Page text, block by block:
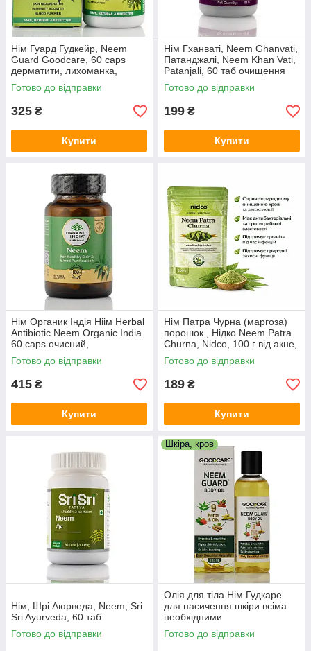
Нім Гуард Гудкейр, Neem
Guard Goodcare, 60 caps
дерматити, лихоманка,
очищення організму
Готово до відправки
325 ₴
Купити
Нім Гханваті, Neem Ghanvati,
Патанджалі, Neem Khan Vati,
Patanjali, 60 таб очищення
лімфи, шкіри
Готово до відправки
199 ₴
Купити
Нім Органик Індія Ніім Herbal
Antibiotic Neem Organic India
60 caps очисний,
протизапальний
Готово до відправки
415 ₴
Купити
Нім Патра Чурна (маргоза)
порошок , Нідко Neem Patra
Churnа, Nidco, 100 г від акне,
прищів, від вугрів
Готово до відправки
189 ₴
Купити
Нім, Шрі Аюрведа, Neem, Sri
Sri Ayurveda, 60 таб
Готово до відправки
Шкіра, кров
Олія для тіла Нім Гудкаре
для насичення шкіри всіма
необхідними
мікроелементами Neem
Guard Body oil 100 мл
Готово до відправки